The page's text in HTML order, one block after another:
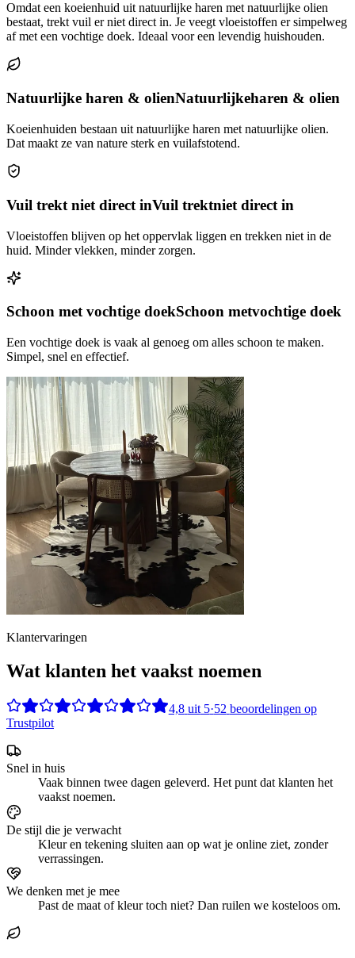
Omdat een koeienhuid uit natuurlijke haren met natuurlijke olien
bestaat, trekt vuil er niet direct in. Je veegt vloeistoffen er simpelweg
af met een vochtige doek. Ideaal voor een levendig huishouden.
Natuurlijke haren & olienNatuurlijkeharen & olien
Koeienhuiden bestaan uit natuurlijke haren met natuurlijke olien.
Dat maakt ze van nature sterk en vuilafstotend.
Vuil trekt niet direct inVuil trektniet direct in
Vloeistoffen blijven op het oppervlak liggen en trekken niet in de
huid. Minder vlekken, minder zorgen.
Schoon met vochtige doekSchoon metvochtige doek
Een vochtige doek is vaak al genoeg om alles schoon te maken.
Simpel, snel en effectief.
Klantervaringen
Wat klanten het vaakst noemen
4,8 uit5·52 beoordelingen op
Trustpilot
Snel in huis
Vaak binnen twee dagen geleverd. Het punt dat klanten het
vaakst noemen.
De stijl die je verwacht
Kleur en tekening sluiten aan op wat je online ziet, zonder
verrassingen.
We denken met je mee
Past de maat of kleur toch niet? Dan ruilen we kosteloos om.